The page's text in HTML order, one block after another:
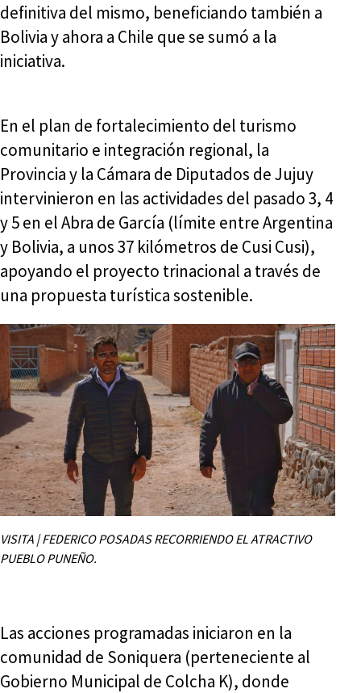
definitiva del mismo, beneficiando también a
Bolivia y ahora a Chile que se sumó a la
iniciativa.
En el plan de fortalecimiento del turismo
comunitario e integración regional, la
Provincia y la Cámara de Diputados de Jujuy
intervinieron en las actividades del pasado 3, 4
y 5 en el Abra de García (límite entre Argentina
y Bolivia, a unos 37 kilómetros de Cusi Cusi),
apoyando el proyecto trinacional a través de
una propuesta turística sostenible.
VISITA | FEDERICO POSADAS RECORRIENDO EL ATRACTIVO
PUEBLO PUNEÑO.
Las acciones programadas iniciaron en la
comunidad de Soniquera (perteneciente al
Gobierno Municipal de Colcha K), donde